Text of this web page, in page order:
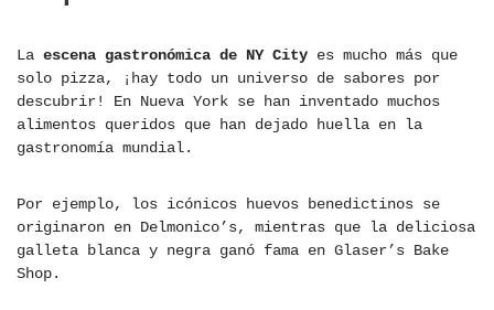
La escena gastronómica de NY City es mucho más que
solo pizza, ¡hay todo un universo de sabores por
descubrir! En Nueva York se han inventado muchos
alimentos queridos que han dejado huella en la
gastronomía mundial.
Por ejemplo, los icónicos huevos benedictinos se
originaron en Delmonico’s, mientras que la deliciosa
galleta blanca y negra ganó fama en Glaser’s Bake
Shop.